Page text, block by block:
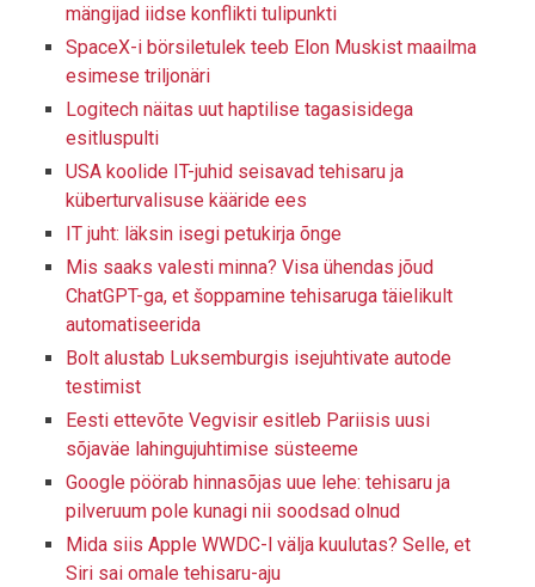
mängijad iidse konflikti tulipunkti
SpaceX-i börsiletulek teeb Elon Muskist maailma
esimese triljonäri
Logitech näitas uut haptilise tagasisidega
esitluspulti
USA koolide IT-juhid seisavad tehisaru ja
küberturvalisuse kääride ees
IT juht: läksin isegi petukirja õnge
Mis saaks valesti minna? Visa ühendas jõud
ChatGPT-ga, et šoppamine tehisaruga täielikult
automatiseerida
Bolt alustab Luksemburgis isejuhtivate autode
testimist
Eesti ettevõte Vegvisir esitleb Pariisis uusi
sõjaväe lahingujuhtimise süsteeme
Google pöörab hinnasõjas uue lehe: tehisaru ja
pilveruum pole kunagi nii soodsad olnud
Mida siis Apple WWDC-l välja kuulutas? Selle, et
Siri sai omale tehisaru-aju